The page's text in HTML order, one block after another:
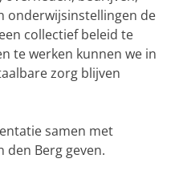
onderwijsinstellingen de
collectief beleid te
te werken kunnen we in
zorg blijven
samen met
den Berg geven.